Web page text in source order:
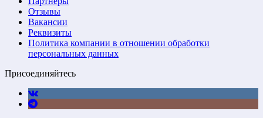
Отзывы
Вакансии
Реквизиты
Политика компании в отношении обработки
персональных данных
Присоединяйтесь